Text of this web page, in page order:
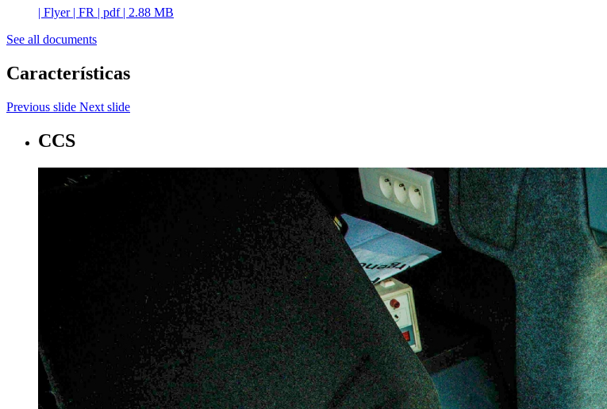
| Flyer | FR | pdf | 2.88 MB
See all documents
Características
Previous slide Next slide
CCS